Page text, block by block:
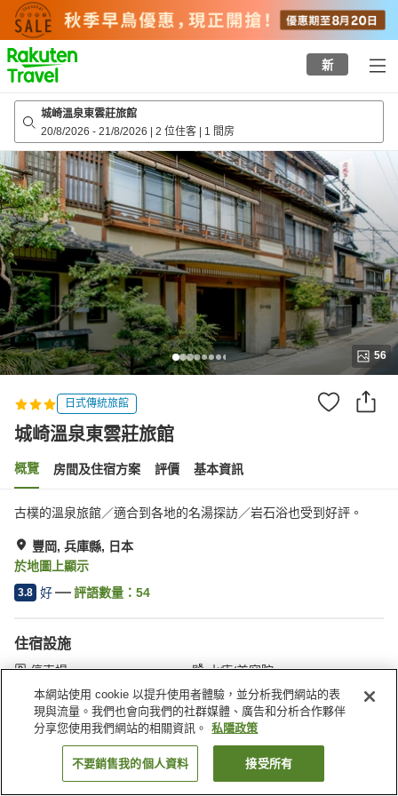
to
top
page
新
城崎溫泉東雲莊旅館
20/8/2026 - 21/8/2026 | 2 位住客 | 1 間房
56
日式傳統旅館
城崎溫泉東雲莊旅館
概覽 房間及住宿方案 評價 基本資訊
古樸的溫泉旅館／適合到各地的名湯探訪／岩石浴也受到好評。
豐岡, 兵庫縣, 日本
於地圖上顯示
3.8 好 評語數量： 54
住宿設施
停車場
水療/美容院
自動販賣機
商店
主頁 日本 兵庫縣 豐岡 城崎溫泉東雲莊旅館
找客房
本網站使用 cookie 以提升使用者體驗，並分析我們網站的表
現與流量。我們也會向我們的社群媒體、廣告和分析合作夥伴
分享您使用我們網站的相關資訊。
私隱政策
不要銷售我的個人資料 接受所有